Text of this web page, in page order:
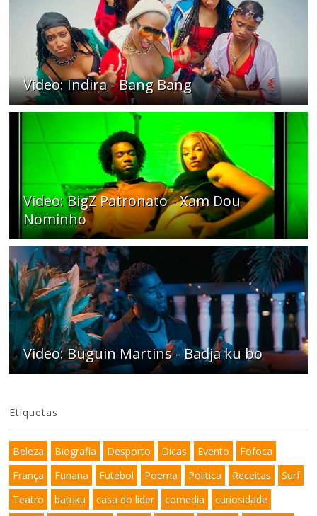
Video: Indira - Bang Bang
Video: BigZ Patronato - Xam Dou
Nominho
Video: Buguin Martins - Badja ku bo
Etiquetas
Beleza Biografia Desporto Dicas Evento
Fofoca
França
Funana Futebol Poema Politica Receitas
Surf
Teatro
batuku casa do lider comedia
curiosidade